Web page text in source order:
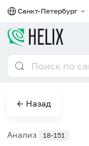
Санкт-Петербург
← Назад
Анализ 18-151